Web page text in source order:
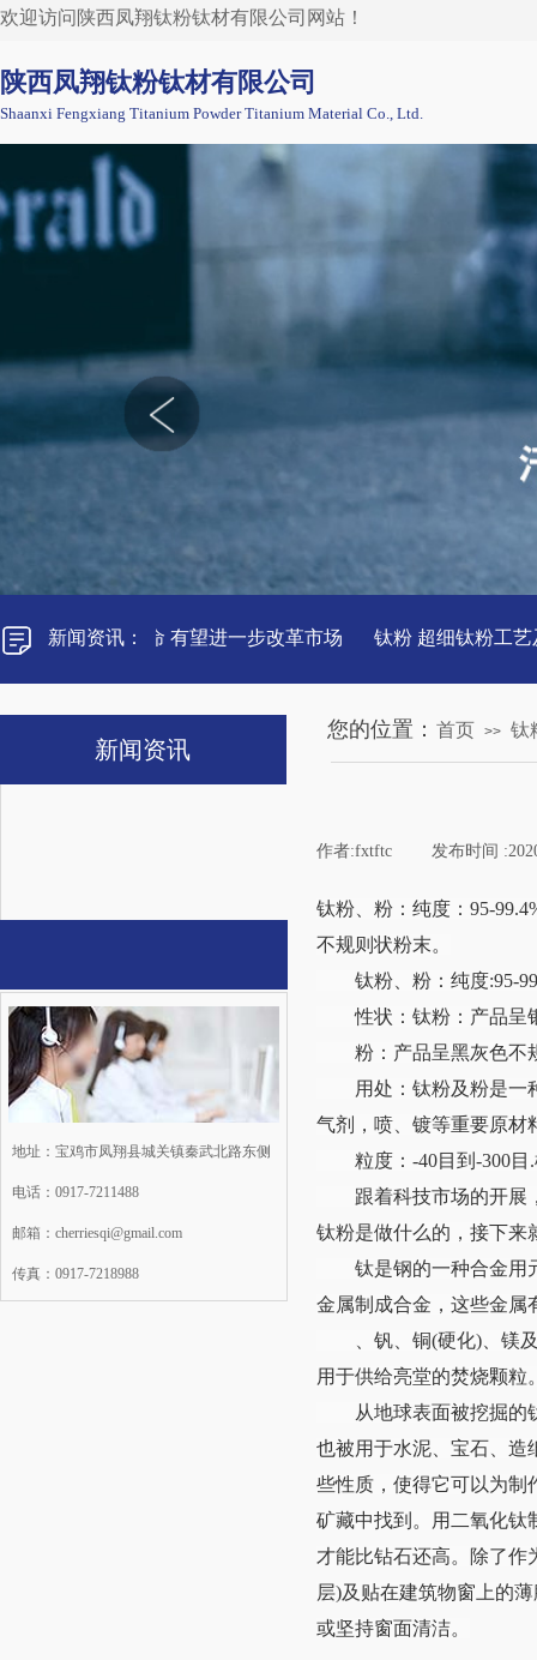
欢迎访问陕西凤翔钛粉钛材有限公司网站！
陕西凤翔钛粉钛材有限公司
Shaanxi Fengxiang Titanium Powder Titanium Material Co., Ltd.
钛粉材料新革命 有望进一步改革市场 钛粉 超细钛粉工艺及
新闻资讯 ：
您的位置： 首页 >> 钛
新闻资讯
作者:fxtftc 发布时间 :
钛粉、粉：纯度：95-
不规则状粉末。
钛粉、粉：纯度:95-
性状：钛粉：产品呈银
粉：产品呈黑灰色不
用处：钛粉及粉是一种
气剂，喷、镀等重要原材
粒度：-40目到-300目.
跟着科技市场的开展，
钛粉是做什么的，接下来
钛是钢的一种合金用元
金属制成合金，这些金属
、钒、铜(硬化)、镁及
用于供给亮堂的焚烧颗粒
从地球表面被挖掘的钛
也被用于水泥、宝石、造
些性质，使得它可以为制
矿藏中找到。用二氧化钛
才能比钻石还高。除了作
层)及贴在建筑物窗上的
或坚持窗面清洁。
地址： 宝鸡市凤翔县城关镇秦武北路东侧
电话： 0917-7211488
邮箱： cherriesqi@gmail.com
传真： 0917-7218988